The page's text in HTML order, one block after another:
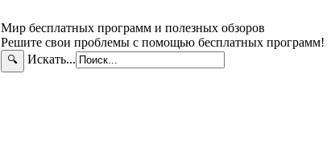
Мир бесплатных программ и полезных обзоров
Решите свои проблемы с помощью бесплатных программ!
🔍 Искать...